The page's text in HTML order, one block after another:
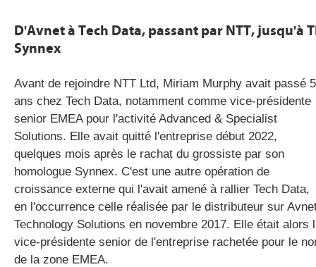
D'Avnet à Tech Data, passant par NTT, jusqu'à
Synnex
Avant de rejoindre NTT Ltd, Miriam Murphy avait passé 5
ans chez Tech Data, notamment comme vice-présidente
senior EMEA pour l'activité Advanced & Specialist
Solutions. Elle avait quitté l'entreprise début 2022,
quelques mois après le rachat du grossiste par son
homologue Synnex. C'est une autre opération de
croissance externe qui l'avait amené à rallier Tech Data,
en l'occurrence celle réalisée par le distributeur sur
Technology Solutions en novembre 2017. Elle était alors
vice-présidente senior de l'entreprise rachetée pour le
de la zone EMEA.